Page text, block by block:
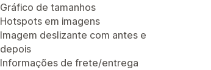
Gráfico de tamanhos
Hotspots em imagens
Imagem deslizante com antes e
depois
Informações de frete/entrega